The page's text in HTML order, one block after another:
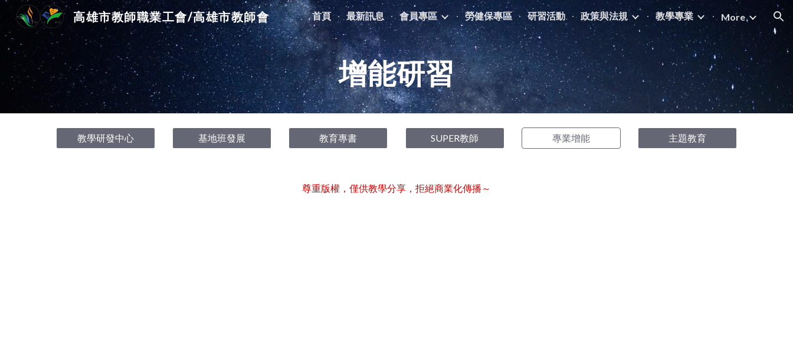
Skip to main content Skip to navigation
高雄市教師職業工會/高雄市教師會 首頁 最新訊息 會員專區 勞健保專區 研習活動 政策與法規 教學專業 More
增能研習
教學研發中心 基地班發展 教育專書 SUPER教師 專業增能 主題教育
尊重版權，僅供教學分享，拒絕商業化傳播～